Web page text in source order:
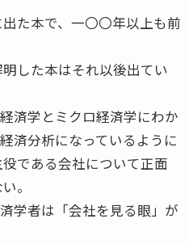
た本で、一〇〇年以上も前
した本はそれ以後出てい
済学とミクロ経済学にわか
済分析になっているように
である会社について正面
。
学者は「会社を見る眼」が